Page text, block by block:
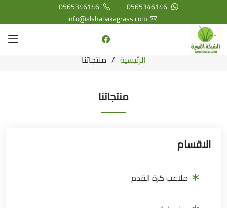
0565346146
0565346146
info@alshabakagrass.com
الرئيسية منتجاتنا
منتجاتنا
الاقسام
ملاعب كرة القدم